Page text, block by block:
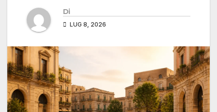
Di
LUG 8, 2026